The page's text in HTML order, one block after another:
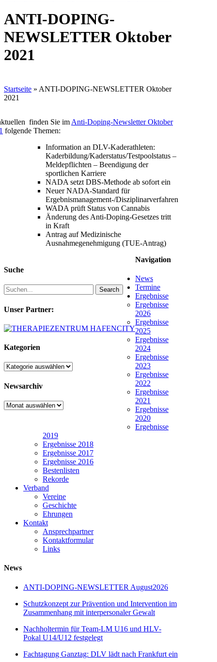
ANTI-DOPING-
NEWSLETTER Oktober
2021
Startseite » ANTI-DOPING-NEWSLETTER Oktober
2021
finden Sie im Anti-Doping-Newsletter Oktober
folgende Themen:
Information an DLV-Kaderathleten:
Kaderbildung/Kaderstatus/Testpoolstatus –
Meldepflichten – Beendigung der
sportlichen Karriere
NADA setzt DBS-Methode ab sofort ein
Neuer NADA-Standard für
Ergebnismanagement-/Disziplinarverfahren
WADA prüft Status von Cannabis
Änderung des Anti-Doping-Gesetzes tritt
in Kraft
Antrag auf Medizinische
Ausnahmegenehmigung (TUE-Antrag)
Suche
Search
Unser Partner:
Kategorien
Kategorien
Newsarchiv
Newsarchiv
Navigation
News
Termine
Ergebnisse
Ergebnisse
2026
Ergebnisse
2025
Ergebnisse
2024
Ergebnisse
2023
Ergebnisse
2022
Ergebnisse
2021
Ergebnisse
2020
Ergebnisse
2019
Ergebnisse 2018
Ergebnisse 2017
Ergebnisse 2016
Bestenlisten
Rekorde
Verband
Vereine
Geschichte
Ehrungen
Kontakt
Ansprechpartner
Kontaktformular
Links
News
ANTI-DOPING-NEWSLETTER August2026
Schutzkonzept zur Prävention und Intervention im
Zusammenhang mit interpersonaler Gewalt
Nachholtermin für Team-LM U16 und HLV-
Pokal U14/U12 festgelegt
Fachtagung Ganztag: DLV lädt nach Frankfurt ein